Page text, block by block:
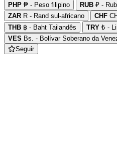
PHP ₱ - Peso filipino RUB ₽ -
ZAR R - Rand sul-africano CHF
THB ฿ - Baht Tailandês TRY ₺ -
VES Bs. - Bolívar Soberano da
Seguir